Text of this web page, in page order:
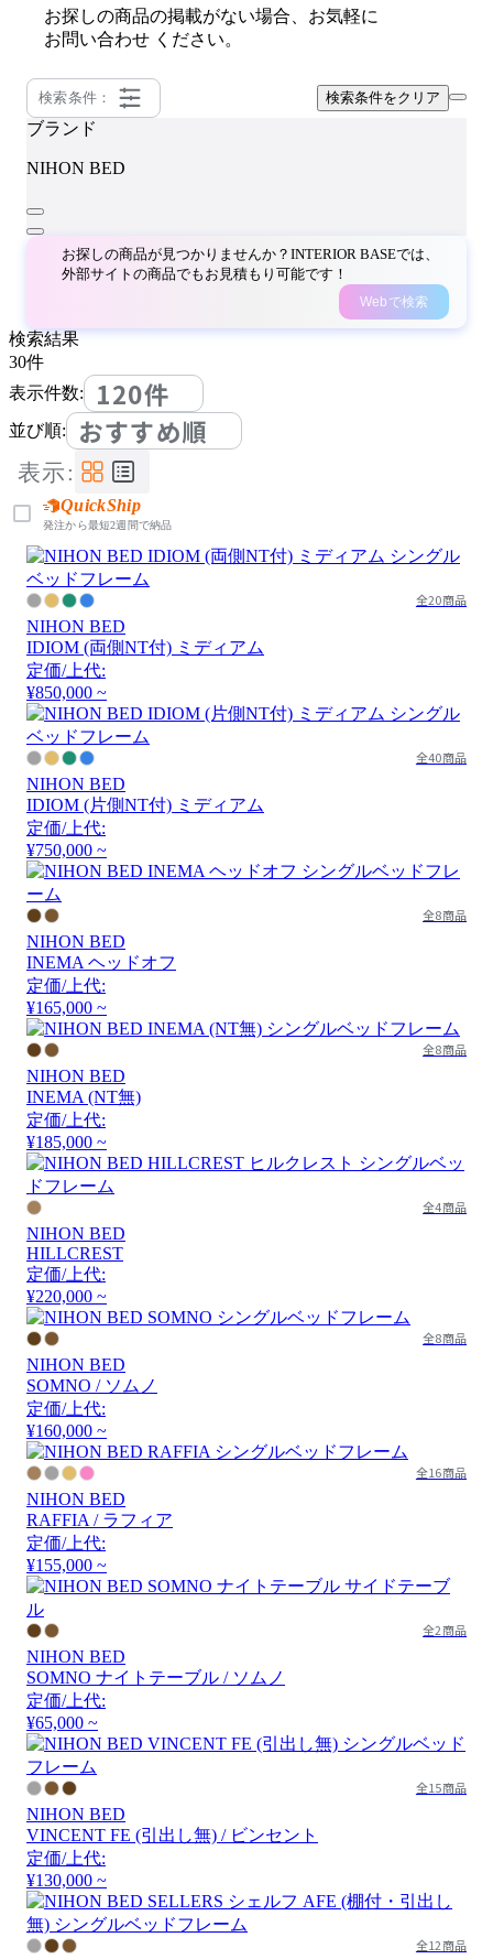
お探しの商品の掲載がない場合、お気軽に
お問い合わせ ください。
検索条件： 検索条件をクリア
ブランド
NIHON BED
お探しの商品が見つかりませんか？INTERIOR BASEでは、
外部サイトの商品でもお見積もり可能です！
Webで検索
検索結果
30件
表示件数:
120件
並び順: おすすめ順
表示:
QuickShip
発注から最短2週間で納品
全20商品
NIHON BED
IDIOM (両側NT付) ミディアム
定価/上代:
¥850,000 ~
全40商品
NIHON BED
IDIOM (片側NT付) ミディアム
定価/上代:
¥750,000 ~
全8商品
NIHON BED
INEMA ヘッドオフ
定価/上代:
¥165,000 ~
全8商品
NIHON BED
INEMA (NT無)
定価/上代:
¥185,000 ~
全4商品
NIHON BED
HILLCREST
定価/上代:
¥220,000 ~
全8商品
NIHON BED
SOMNO / ソムノ
定価/上代:
¥160,000 ~
全16商品
NIHON BED
RAFFIA / ラフィア
定価/上代:
¥155,000 ~
全2商品
NIHON BED
SOMNO ナイトテーブル / ソムノ
定価/上代:
¥65,000 ~
全15商品
NIHON BED
VINCENT FE (引出し無) / ビンセント
定価/上代:
¥130,000 ~
全12商品